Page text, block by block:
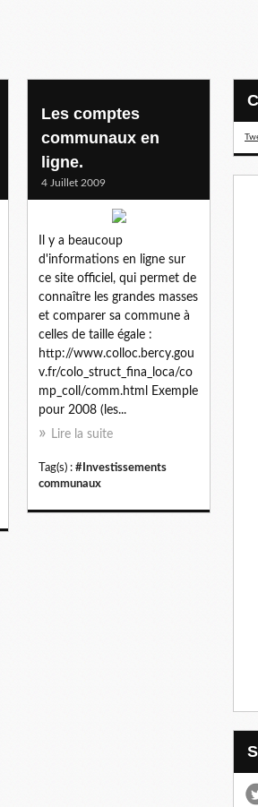
Les comptes
communaux en
ligne.
4 Juillet 2009
Il y a beaucoup
d'informations en ligne sur
ce site officiel, qui permet de
connaître les grandes masses
et comparer sa commune à
celles de taille égale :
http://www.colloc.bercy.gou
v.fr/colo_struct_fina_loca/co
mp_coll/comm.html Exemple
pour 2008 (les...
Lire la suite
Tag(s) : #Investissements
communaux